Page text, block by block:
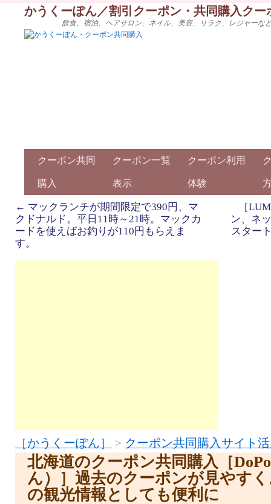
かうくーぽん／割引クーポン・共同購入ク
飲食、宿泊、ヘアサロン、ネイル、美容、リラク、レジャー
クーポン共同
購入
クーポン一覧
表示
クーポン利用
体験
← マックランチが期間限定で390円、マ
クドナルド。平日11時～21時。マックカ
ードを使えばお釣りが110円もらえま
す。
［
ン、ネ
スター
［かうくーぽん］ > クーポン共同購入サイト
北海道のクーポン共同購入［
ん）］過去のクーポンが見やす
の観光情報としても便利に